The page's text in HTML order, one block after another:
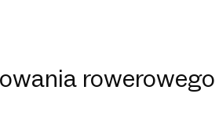
rowerowego